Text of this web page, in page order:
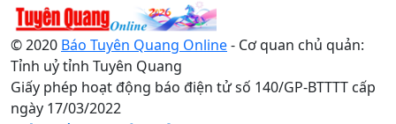
© 2020 Báo Tuyên Quang Online- Cơ quan chủ quản:
Tỉnh uỷ tỉnh Tuyên Quang
Giấy phép hoạt động báo điện tử số 140/GP-BTTTT cấp
ngày 17/03/2022